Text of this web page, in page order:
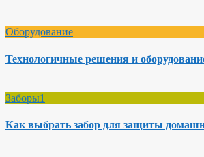
Оборудование
Технологичные решения и
Заборы1
Как выбрать забор для защиты